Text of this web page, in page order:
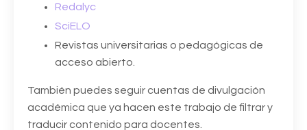
Redalyc
SciELO
Revistas universitarias o pedagógicas de
acceso abierto.
También puedes seguir cuentas de divulgación
académica que ya hacen este trabajo de filtrar y
traducir contenido para docentes.